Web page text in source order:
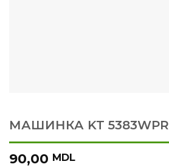
МАШИНКА KT 5383WPR
90,00 MDL